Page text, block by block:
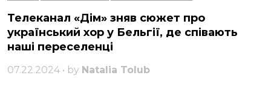
Телеканал «Дім» зняв сюжет про
український хор у Бельгії, де співають
наші переселенці
07.22.2024 • by Natalia Tolub